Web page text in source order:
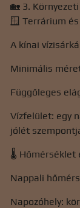
🏡 3.
🪟 Terrárium
A kínai
Minimális
Függőleges
Vízfelület: egy
jólét
🌡️ Hőmérséklet
Nappali
Napozóhely: